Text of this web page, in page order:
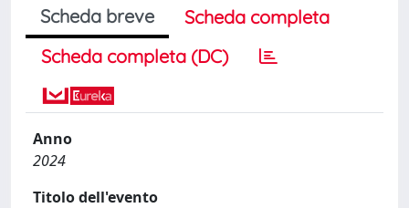
Scheda breve
Scheda completa
Scheda completa (DC)
Anno
2024
Titolo dell'evento